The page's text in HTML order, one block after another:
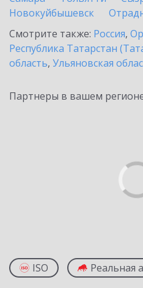
Новокуйбышевск
Смотрите также: Россия,
Республика Татарстан
область, Ульяновская
Партнеры в вашем
ISO Реальная